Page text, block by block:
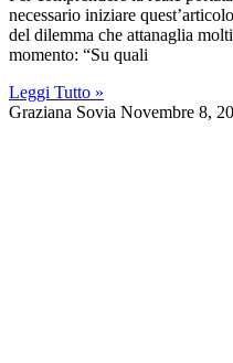
necessario iniziare
del dilemma che attanaglia
momento: “Su quali
Leggi Tutto »
Graziana Sovia Novembre 8,